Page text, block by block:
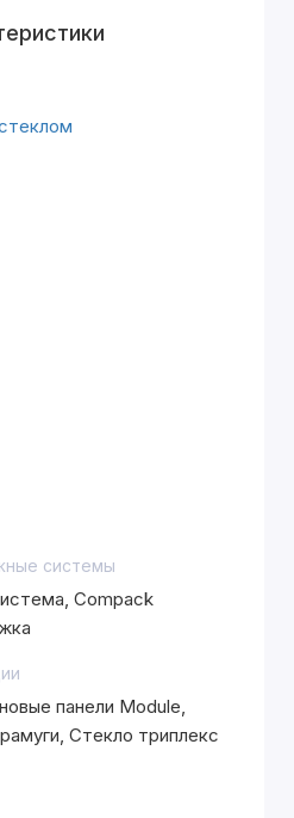
системы
Compack
панели Module,
Стекло триплекс